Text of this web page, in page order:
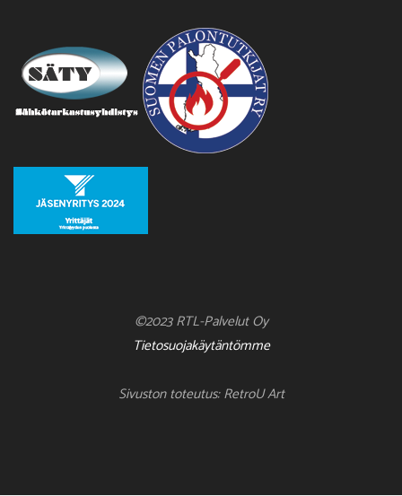
©2023 RTL-Palvelut Oy
Tietosuojakäytäntömme
Sivuston toteutus: RetroU Art